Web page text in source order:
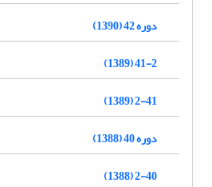
دوره 42 (1390)
41-2 (1389)
2-41 (1389)
دوره 40 (1388)
2-40 (1388)